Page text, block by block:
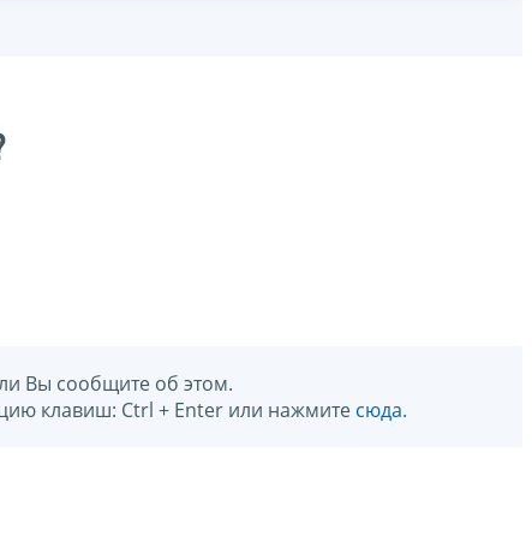
Вы сообщите об этом.
клавиш: Ctrl + Enter или нажмите сюда.